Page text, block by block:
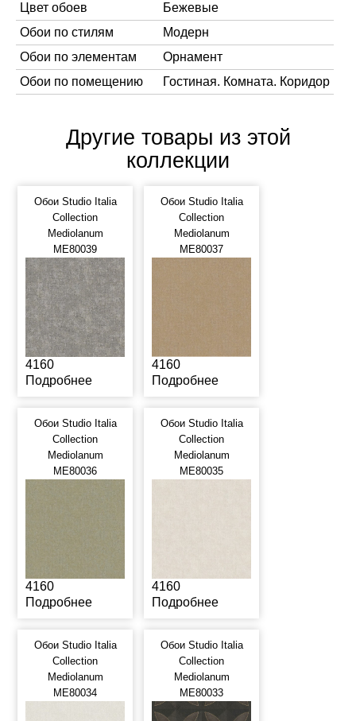
Цвет обоев
Бежевые
Обои по стилям
Модерн
Обои по элементам
Орнамент
Обои по помещению
Гостиная. Комната. Коридор
Другие товары из этой
коллекции
Обои Studio Italia
Collection
Mediolanum
ME80039
4160
Подробнее
Обои Studio Italia
Collection
Mediolanum
ME80037
4160
Подробнее
Обои Studio Italia
Collection
Mediolanum
ME80036
4160
Подробнее
Обои Studio Italia
Collection
Mediolanum
ME80035
4160
Подробнее
Обои Studio Italia
Collection
Mediolanum
ME80034
Обои Studio Italia
Collection
Mediolanum
ME80033